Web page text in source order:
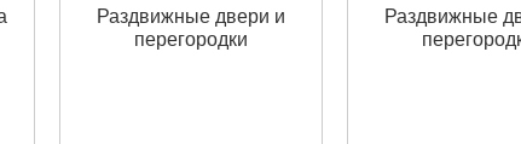
Раздвижные двери и
перегородки
Раздвижные